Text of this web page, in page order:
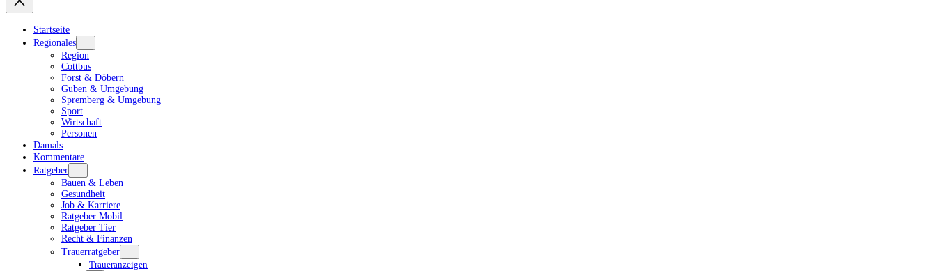
Startseite
Regionales
Region
Cottbus
Forst & Döbern
Guben & Umgebung
Spremberg & Umgebung
Sport
Wirtschaft
Personen
Damals
Kommentare
Ratgeber
Bauen & Leben
Gesundheit
Job & Karriere
Ratgeber Mobil
Ratgeber Tier
Recht & Finanzen
Trauerratgeber
Traueranzeigen